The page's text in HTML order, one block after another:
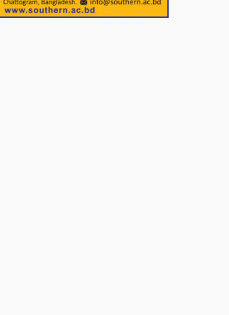
১১ দলীয় ঐক্য পোরশা উপজেলা শাখার
আয়োজনে ৫ আগস্ট জুলাই অভ্যুত্থানের